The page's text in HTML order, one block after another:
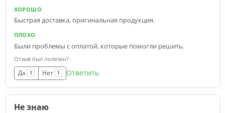
ХОРОШО
Быстрая доставка, оригинальная продукция.
ПЛОХО
Были проблемы с оплатой, которые помогли решить.
Отзыв был полезен?
Да 1 Нет 1 Ответить
Не знаю